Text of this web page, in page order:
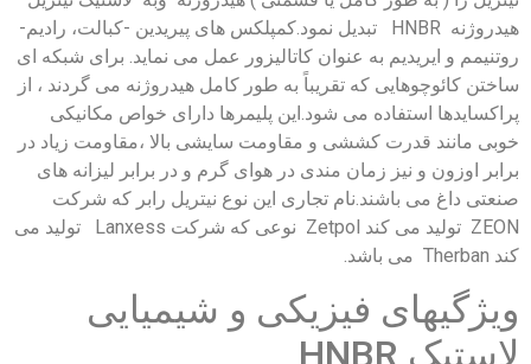
هیدروژنه HNBR تبدیل نمود.کمپلکس های پیریدین -کبالت، رادیم-
روتنیمم و ایریدیم به عنوان کاتالیزور عمل می نماید. برای شبکه ای
ساختن کائوچوهایی که تقریباً به طور کامل هیدروژنه می گردند ، از
پراکسایدها استفاده می شود.این پلیمرها دارای خواص مکانیکی
خوبی مانند قدرت کششی و مقاومت سایشی بالا ،مقاومت زیاد در
برابر اوزون و نیز زمان مندی در هوای گرم و در برابر لیزانه های
صنعتی داغ می باشند.نام تجاری این نوع نیتریل رابر که شرکت
ZEON تولید می کند Zetpol نوعی که شرکت Lanxess تولید می
کند Therban می باشد.
ویژگیهای فیزیکی و شیمیایی
لاستیک HNBR